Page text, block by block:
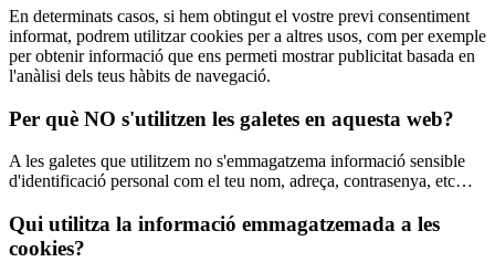
En determinats casos, si hem obtingut el vostre previ consentiment
informat, podrem utilitzar cookies per a altres usos, com per exemple
per obtenir informació que ens permeti mostrar publicitat basada en
l'anàlisi dels teus hàbits de navegació.
Per què NO s'utilitzen les galetes en aquesta web?
A les galetes que utilitzem no s'emmagatzema informació sensible
d'identificació personal com el teu nom, adreça, contrasenya, etc…
Qui utilitza la informació emmagatzemada a les
cookies?